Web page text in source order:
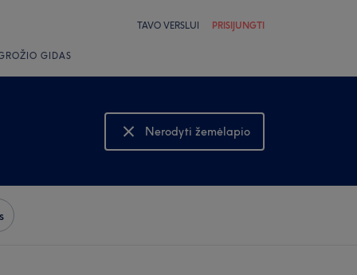
TAVO VERSLUI PRISIJUNGTI
GIDAS
Nerodyti žemėlapio
Rodyti žemėlapį